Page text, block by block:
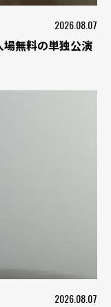
2026.08.07
場無料の単独公演
2026.08.07